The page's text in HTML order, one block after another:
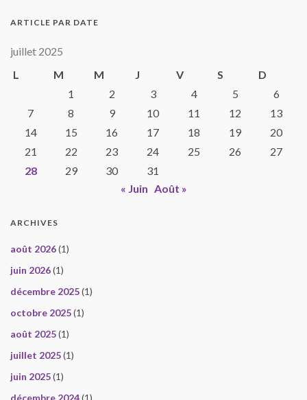
ARTICLE PAR DATE
juillet 2025
L
M M J V S
D
1
2 3 4 5
6
7
8 9 10 11 12
13
14
15 16 17 18 19
20
21
22 23 24 25 26
27
28
29 30
31
« Juin Août »
ARCHIVES
août 2026(1)
juin 2026(1)
décembre 2025(1)
octobre 2025(1)
août 2025(1)
juillet 2025(1)
juin 2025(1)